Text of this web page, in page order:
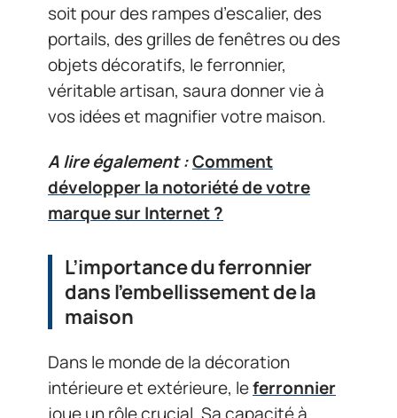
soit pour des rampes d’escalier, des
portails, des grilles de fenêtres ou des
objets décoratifs, le ferronnier,
véritable artisan, saura donner vie à
vos idées et magnifier votre maison.
A lire également :Comment
développer la notoriété de votre
marque sur Internet ?
L’importance du ferronnier
dans l’embellissement de la
maison
Dans le monde de la décoration
intérieure et extérieure, leferronnier
joue un rôle crucial. Sa capacité à